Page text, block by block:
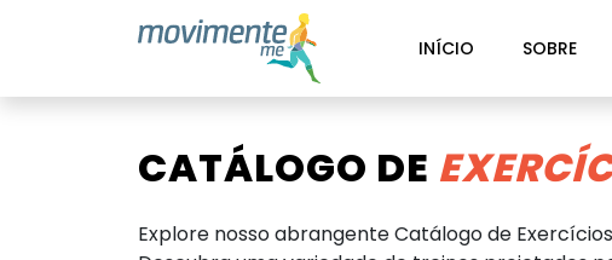
INÍCIO SOBRE
CATÁLOGO DE
Explore nosso abrangente Catálogo de